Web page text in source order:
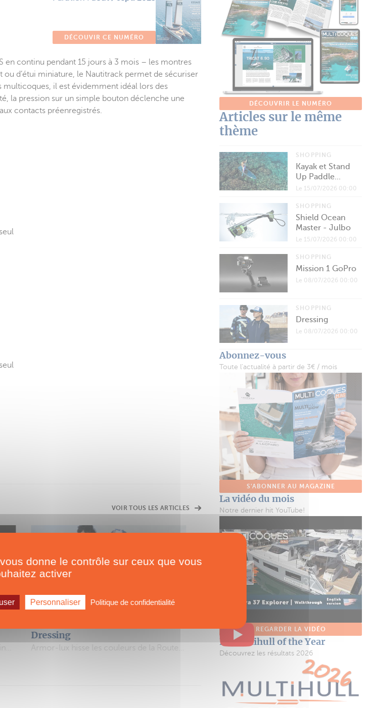
DÉCOUVIR CE NUMÉRO
en continu pendant 15 jours à 3 mois – les montres
d’étui miniature, le Nautitrack permet de sécuriser
il est évidemment idéal lors des
la pression sur un simple bouton déclenche une
contacts préenregistrés.
VOIR TOUS LES ARTICLES
DeepFoil
La glisse sous-marine, sans lest ni moteur
Supmaran
Un paddle + un paddle = un catamaran !
DÉCOUVRIR LE NUMÉRO
Articles sur le même
thème
SHOPPING
Kayak et Stand
Up Paddle...
Le 15/07/2026 00:00
SHOPPING
Shield Ocean
Master - Julbo
Le 15/07/2026 00:00
SHOPPING
Mission 1 GoPro
Le 08/07/2026 00:00
SHOPPING
Dressing
Le 08/07/2026 00:00
Abonnez-vous
Toute l'actualité à partir de 3€ / mois
S'ABONNER AU MAGAZINE
La vidéo du mois
Notre dernier hit YouTube!
REGARDER LA VIDÉO
Le Multihull of the Year
Découvrez les résultats 2026
donne le contrôle sur ceux que vous
activer
Personnaliser Politique de confidentialité